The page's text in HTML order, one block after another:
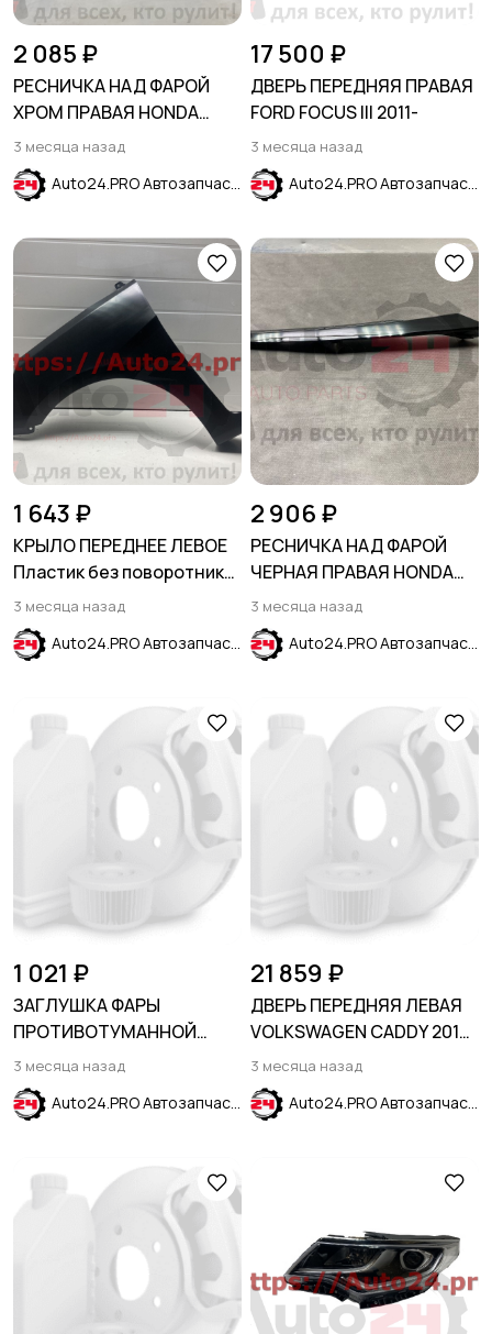
2 085 ₽
РЕСНИЧКА НАД ФАРОЙ
ХРОМ ПРАВАЯ HONDA
CIVIC X 2015-
3 месяца назад
Auto24.PRO Автозапчасти
17 500 ₽
ДВЕРЬ ПЕРЕДНЯЯ ПРАВАЯ
FORD FOCUS III 2011-
3 месяца назад
Auto24.PRO Автозапчасти
1 643 ₽
КРЫЛО ПЕРЕДНЕЕ ЛЕВОЕ
Пластик без поворотника
HYUNDAI SOLARIS 2011-
2017
3 месяца назад
Auto24.PRO Автозапчасти
2 906 ₽
РЕСНИЧКА НАД ФАРОЙ
ЧЕРНАЯ ПРАВАЯ HONDA
CIVIC X 2019-
3 месяца назад
Auto24.PRO Автозапчасти
1 021 ₽
ЗАГЛУШКА ФАРЫ
ПРОТИВОТУМАННОЙ
ПРАВАЯ HYUNDAI ELANTRA
VII (CN7) 2024-
3 месяца назад
Auto24.PRO Автозапчасти
21 859 ₽
ДВЕРЬ ПЕРЕДНЯЯ ЛЕВАЯ
VOLKSWAGEN CADDY 2016-
2020
3 месяца назад
Auto24.PRO Автозапчасти